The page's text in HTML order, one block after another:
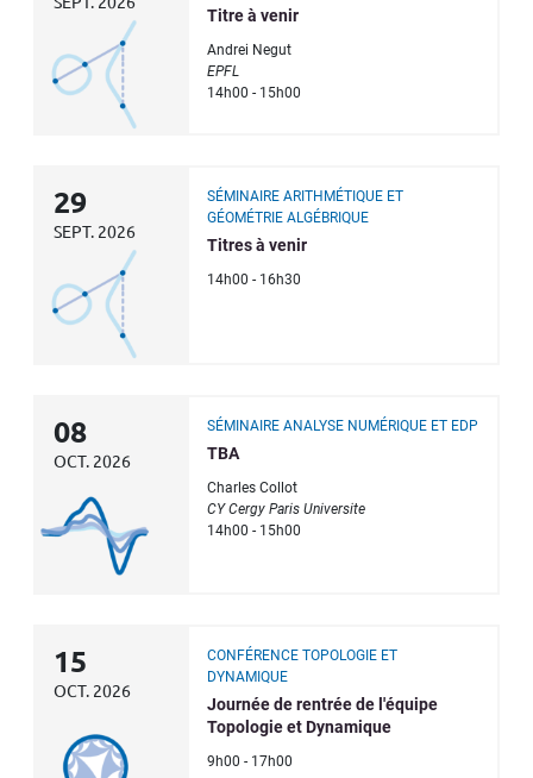
Titre à venir
Andrei Negut
EPFL
14h00 - 15h00
29
SEPT. 2026
SÉMINAIRE ARITHMÉTIQUE ET
GÉOMÉTRIE ALGÉBRIQUE
Titres à venir
14h00 - 16h30
08
OCT. 2026
SÉMINAIRE ANALYSE NUMÉRIQUE ET EDP
TBA
Charles Collot
CY Cergy Paris Universite
14h00 - 15h00
15
OCT. 2026
CONFÉRENCE TOPOLOGIE ET
DYNAMIQUE
Journée de rentrée de l'équipe
Topologie et Dynamique
9h00 - 17h00